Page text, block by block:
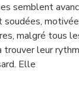
semblent
soudées,
malgré tous
trouver leur
Elle